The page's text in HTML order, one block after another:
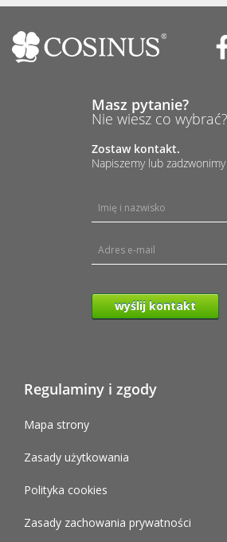
Masz pytanie?
Nie wiesz co wybrać?
Zostaw kontakt.
Napiszemy lub
wyślij kontakt
Regulaminy i zgody
Mapa strony
Zasady użytkowania
Polityka cookies
Zasady zachowania prywatności